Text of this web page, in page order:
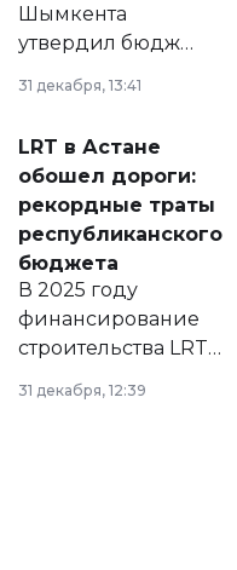
Шымкента
утвердил бюджет
города на 2026–
2028 годы.
документ
появился в базе
нормативных
правовых актов и
на сайте маслихат
города.
31 декабря, 13:41
LRT в Астане
обошел дороги:
рекордные траты
республиканского
бюджета
В 2025 году
финансирование
строительства LRT
в Астане из
республиканского
31 декабря, 12:39